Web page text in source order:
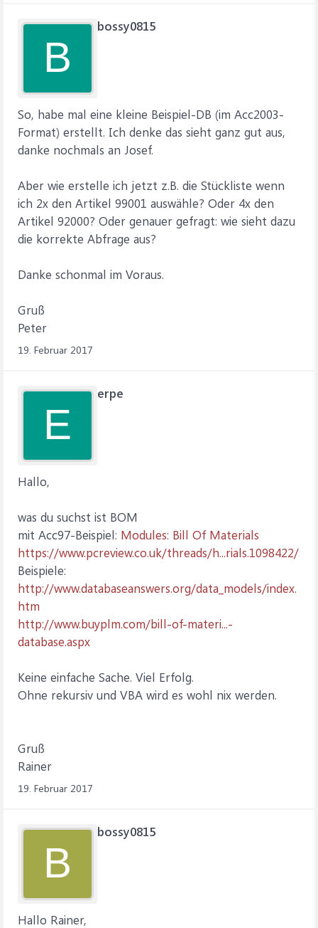
B
bossy0815
So, habe mal eine kleine Beispiel-DB (im Acc2003-
Format) erstellt. Ich denke das sieht ganz gut aus,
danke nochmals an Josef.
Aber wie erstelle ich jetzt z.B. die Stückliste wenn
ich 2x den Artikel 99001 auswähle? Oder 4x den
Artikel 92000? Oder genauer gefragt: wie sieht dazu
die korrekte Abfrage aus?
Danke schonmal im Voraus.
Gruß
Peter
19. Februar 2017
E
erpe
Hallo,
was du suchst ist BOM
mit Acc97-Beispiel: Modules: Bill Of Materials
https://www.pcreview.co.uk/threads/h...rials.1098422/
Beispiele:
http://www.databaseanswers.org/data_models/index.
htm
http://www.buyplm.com/bill-of-materi...-
database.aspx
Keine einfache Sache. Viel Erfolg.
Ohne rekursiv und VBA wird es wohl nix werden.
Gruß
Rainer
19. Februar 2017
B
bossy0815
Hallo Rainer,